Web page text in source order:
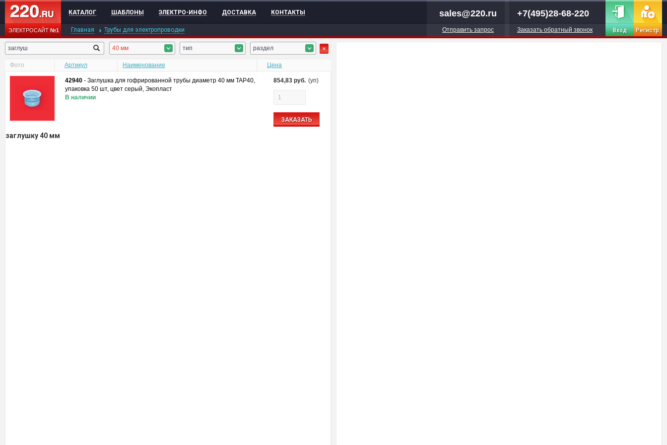
ЭЛЕКТРОСАЙТ№1
КАТАЛОГ ШАБЛОНЫ ЭЛЕКТРО-ИНФО ДОСТАВКА КОНТАКТЫ sales@220.ru
Отправить запрос
+7(495)28-68-220
Заказать обратный звонок Вход Регистр.
Главная Трубы для электропроводки
40 мм тип раздел
Фото Артикул Наименование Цена
42940 - Заглушка для гофрированной трубы диаметр 40 мм TAP40,
упаковка 50 шт, цвет серый, Экопласт
В наличии
854,83 руб. (уп)
ЗАКАЗАТЬ
заглушку 40 мм